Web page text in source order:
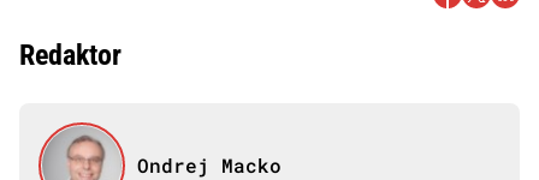
Redaktor
Ondrej Macko